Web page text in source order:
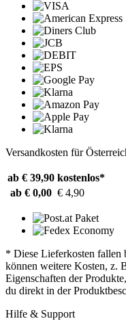
Versandkosten für
ab € 39,90 kostenlos*
ab € 0,00 € 4,90
* Diese Lieferkosten fallen
können weitere Kosten, z.
Eigenschaften der
du direkt in der
Hilfe & Support